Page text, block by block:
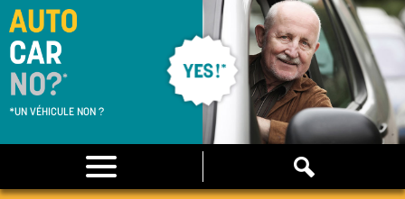
*UN VÉHICULE NON ?